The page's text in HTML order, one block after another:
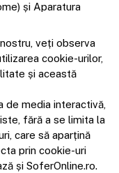
și Aparatura
veți observa
cookie-urilor,
și această
de media interactivă,
fără a se limita la
care să aparțină
prin cookie-uri
și SoferOnline.ro.